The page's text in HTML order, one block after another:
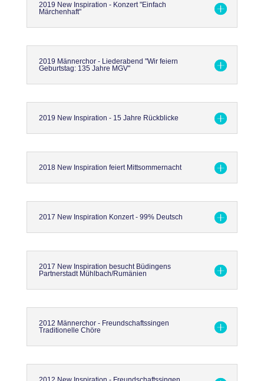
2019 New Inspiration - Konzert "Einfach
Märchenhaft"
2019 Männerchor - Liederabend "Wir feiern
Geburtstag: 135 Jahre MGV"
2019 New Inspiration - 15 Jahre Rückblicke
2018 New Inspiration feiert Mittsommernacht
2017 New Inspiration Konzert - 99% Deutsch
2017 New Inspiration besucht Büdingens
Partnerstadt Mühlbach/Rumänien
2012 Männerchor - Freundschaftssingen
Traditionelle Chöre